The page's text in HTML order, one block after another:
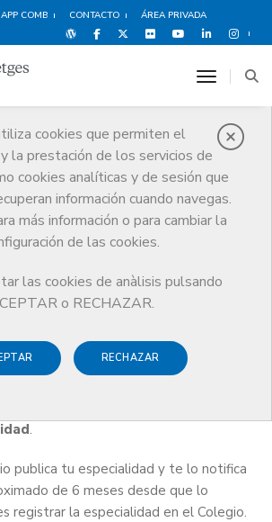
APP COMB CONTACTO ÁREA PRIVADA
cookies que permiten el
la prestación de los servicios de
cookies analíticas y de sesión que
información cuando navegas.
más información o para cambiar la
de las cookies.
las cookies de anàlisis pulsando
o RECHAZAR.
RECHAZAR
toggle
Registro de título de especialista
de título de
.
publica tu especialidad y te lo notifica
de 6 meses desde que lo
registrar la especialidad en el Colegio.